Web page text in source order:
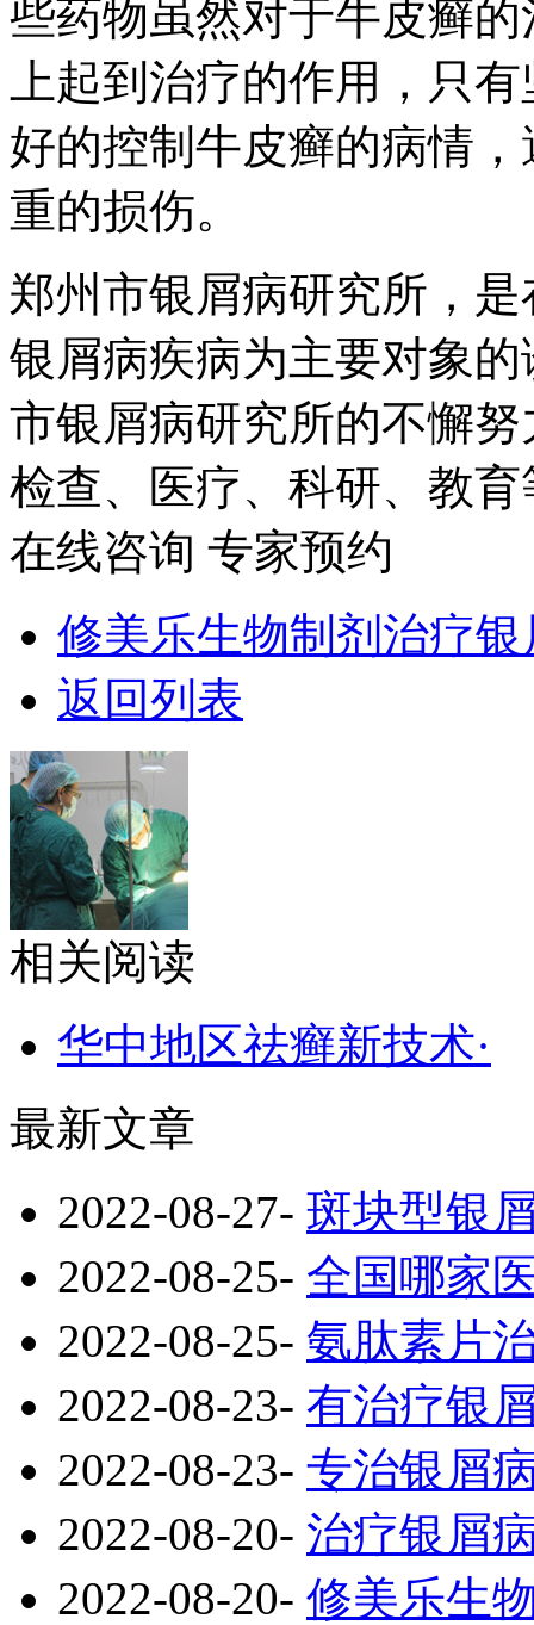
些药物虽然对于牛皮癣
上起到治疗的作用，只
好的控制牛皮癣的病情
重的损伤。
郑州市银屑病研究所，
银屑病疾病为主要对象
市银屑病研究所的不懈
检查、医疗、科研、教育
在线咨询 专家预约
修美乐生物制剂治疗
返回列表
相关阅读
华中地区祛癣新技术·
最新文章
2022-08-27- 斑块型银
2022-08-25- 全国哪家
2022-08-25- 氨肽素片
2022-08-23- 有治疗银
2022-08-23- 专治银屑
2022-08-20- 治疗银屑
2022-08-20- 修美乐生